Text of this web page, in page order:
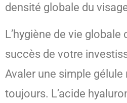
densité globale du
L’hygiène de vie
succès de votre
Avaler une simple
toujours. L’acide